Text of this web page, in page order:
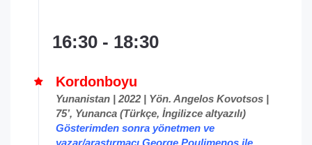
16:30 - 18:30
Kordonboyu
Yunanistan | 2022 | Yön. Angelos Kovotsos |
75’, Yunanca (Türkçe, İngilizce altyazılı)
Gösterimden sonra yönetmen ve
yazar/araştırmacı George Poulimenos ile